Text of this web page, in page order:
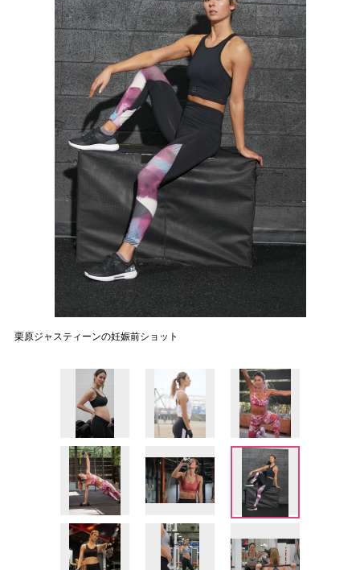
栗原ジャスティーンの妊娠前ショット